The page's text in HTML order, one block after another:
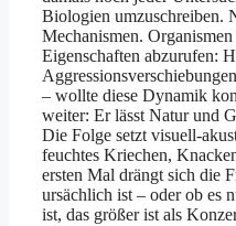
Biologien umzuschreiben.
Mechanismen.
Eigenschaften abzurufen:
– wollte diese Dynamik
weiter: Er lässt Natur und
Die Folge setzt visuell-
feuchtes Kriechen,
ersten Mal drängt sich die
ursächlich ist – oder ob es
ist, das größer ist als